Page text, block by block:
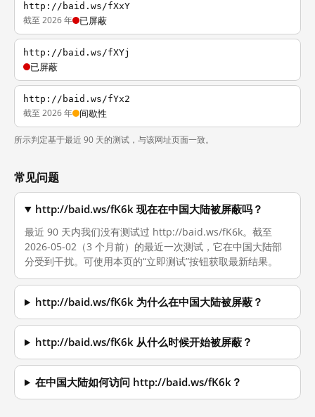
http://baid.ws/fXxY
截至 2026 年 已屏蔽
http://baid.ws/fXYj
已屏蔽
http://baid.ws/fYx2
截至 2026 年 间歇性
所示判定基于最近 90 天的测试，与该网址页面一致。
常见问题
http://baid.ws/fK6k 现在在中国大陆被屏蔽吗？
最近 90 天内我们没有测试过 http://baid.ws/fK6k。截至
2026-05-02（3 个月前）的最近一次测试，它在中国大陆部
分受到干扰。可使用本页的“立即测试”按钮获取最新结果。
http://baid.ws/fK6k 为什么在中国大陆被屏蔽？
http://baid.ws/fK6k 从什么时候开始被屏蔽？
在中国大陆如何访问 http://baid.ws/fK6k？